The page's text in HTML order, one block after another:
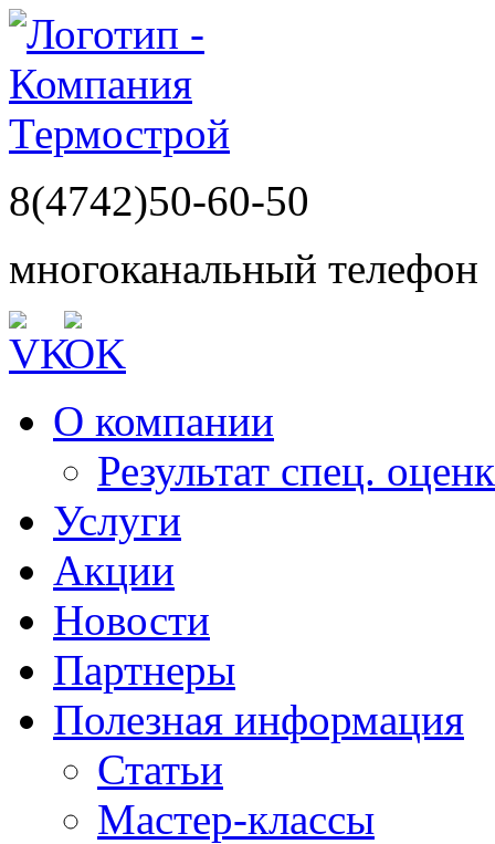
8(4742)50-60-50
многоканальный телефон
О компании
Результат спец.
Услуги
Акции
Новости
Партнеры
Полезная информация
Статьи
Мастер-классы